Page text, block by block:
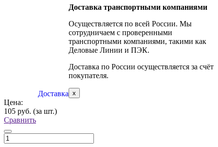
Доставка
Доставка транспортными компаниями
Осуществляется по всей России. Мы
сотрудничаем с проверенными
транспортными компаниями, такими как
Деловые Линии и ПЭК.
Доставка по России осуществляется за счёт
покупателя.
x
Цена:
105 руб. (за шт.)
Сравнить